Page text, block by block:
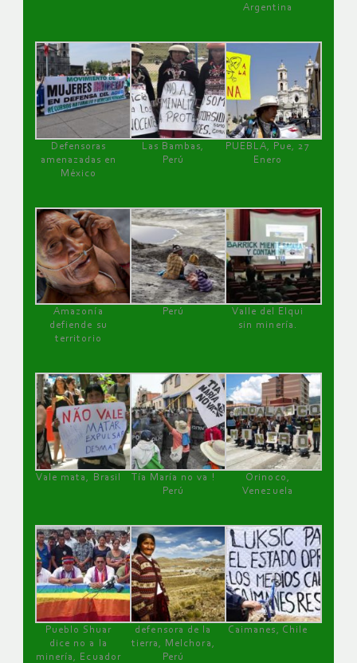
Argentina
Defensoras
amenazadas en
México
Las Bambas,
Perú
PUEBLA, Pue, 27
Enero
Amazonía
defiende su
territorio
Perú
Valle del Elqui
sin minería.
Vale mata, Brasil
Tía María no va !
Perú
Orinoco,
Venezuela
Pueblo Shuar
dice no a la
minería, Ecuador
defensora de la
tierra, Melchora,
Perú
Caimanes, Chile